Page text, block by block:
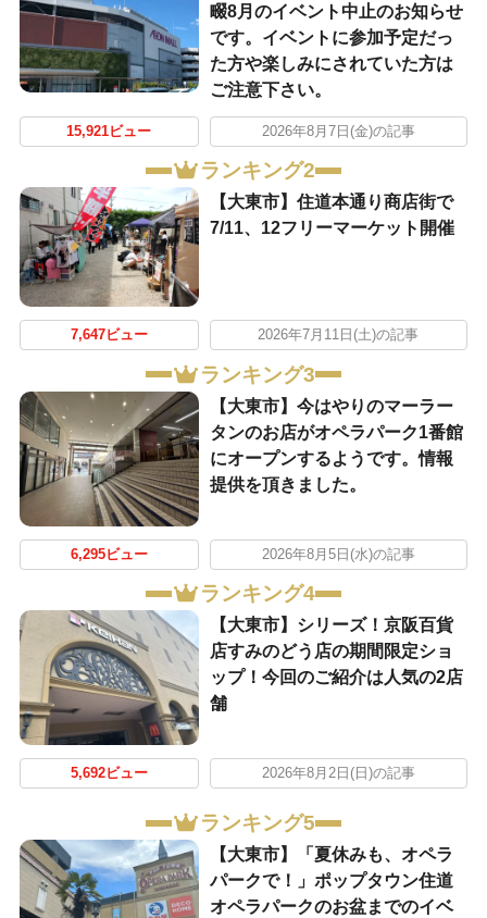
畷8月のイベント中止のお知らせ
です。イベントに参加予定だっ
た方や楽しみにされていた方は
ご注意下さい。
15,921ビュー 2026年8月7日(金)の記事
ランキング2
【大東市】住道本通り商店街で
7/11、12フリーマーケット開催
7,647ビュー 2026年7月11日(土)の記事
ランキング3
【大東市】今はやりのマーラー
タンのお店がオペラパーク1番館
にオープンするようです。情報
提供を頂きました。
6,295ビュー 2026年8月5日(水)の記事
ランキング4
【大東市】シリーズ！京阪百貨
店すみのどう店の期間限定ショ
ップ！今回のご紹介は人気の2店
舗
5,692ビュー 2026年8月2日(日)の記事
ランキング5
【大東市】「夏休みも、オペラ
パークで！」ポップタウン住道
オペラパークのお盆までのイベ